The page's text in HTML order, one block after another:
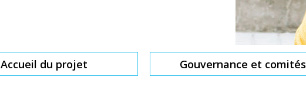
Accueil du projet Gouvernance et comités